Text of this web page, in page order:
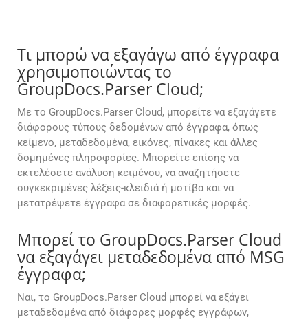
Τι μπορώ να εξαγάγω από έγγραφα
χρησιμοποιώντας το
GroupDocs.Parser Cloud;
Με το GroupDocs.Parser Cloud, μπορείτε να εξαγάγετε
διάφορους τύπους δεδομένων από έγγραφα, όπως
κείμενο, μεταδεδομένα, εικόνες, πίνακες και άλλες
δομημένες πληροφορίες. Μπορείτε επίσης να
εκτελέσετε ανάλυση κειμένου, να αναζητήσετε
συγκεκριμένες λέξεις-κλειδιά ή μοτίβα και να
μετατρέψετε έγγραφα σε διαφορετικές μορφές.
Μπορεί το GroupDocs.Parser Cloud
να εξαγάγει μεταδεδομένα από MSG
έγγραφα;
Ναι, το GroupDocs.Parser Cloud μπορεί να εξάγει
μεταδεδομένα από διάφορες μορφές εγγράφων,